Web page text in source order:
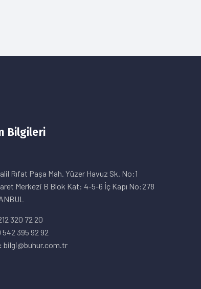
Bilgileri
Rıfat Paşa Mah. Yüzer Havuz Sk. No:1
Merkezi B Blok Kat: 4-5-6 İç Kapı No:278
320 72 20
542 395 92 92
bilgi@buhur.com.tr